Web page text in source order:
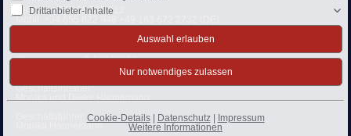
Telefon:+34 966 790 012
Mobil:
Fax: +34 966 790 016
Steuernummer: B-53133054
USt-IdNr.: ES-B53133054
Geschäftsinhaber:
Monika und Dieter Hannemann
Monika Hannemann
Drittanbieter-Inhalte
Cookie-Details| Datenschutz|
Impressum
Weitere Informationen